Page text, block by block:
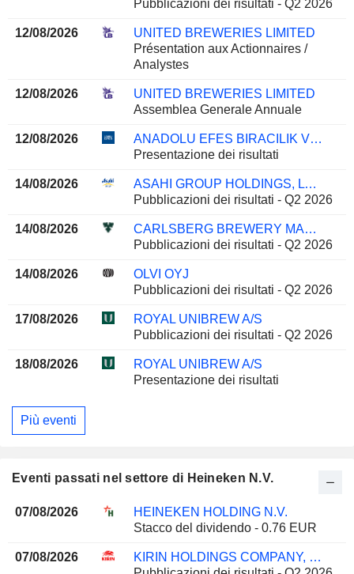
Pubblicazioni dei risultati - Q2 2026
12/08/2026
UNITED BREWERIES LIMITED
Présentation aux Actionnaires /
Analystes
12/08/2026
UNITED BREWERIES LIMITED
Assemblea Generale Annuale
12/08/2026
ANADOLU EFES BIRACILIK VE MALT SANAYII ANONIM SIRKETI
Presentazione dei risultati
14/08/2026
ASAHI GROUP HOLDINGS, LTD.
Pubblicazioni dei risultati - Q2 2026
14/08/2026
CARLSBERG BREWERY MALAYSIA
Pubblicazioni dei risultati - Q2 2026
14/08/2026
OLVI OYJ
Pubblicazioni dei risultati - Q2 2026
17/08/2026
ROYAL UNIBREW A/S
Pubblicazioni dei risultati - Q2 2026
18/08/2026
ROYAL UNIBREW A/S
Presentazione dei risultati
Più eventi
Eventi passati nel settore di Heineken N.V.
07/08/2026
HEINEKEN HOLDING N.V.
Stacco del dividendo - 0.76 EUR
07/08/2026
KIRIN HOLDINGS COMPANY, LIMITED